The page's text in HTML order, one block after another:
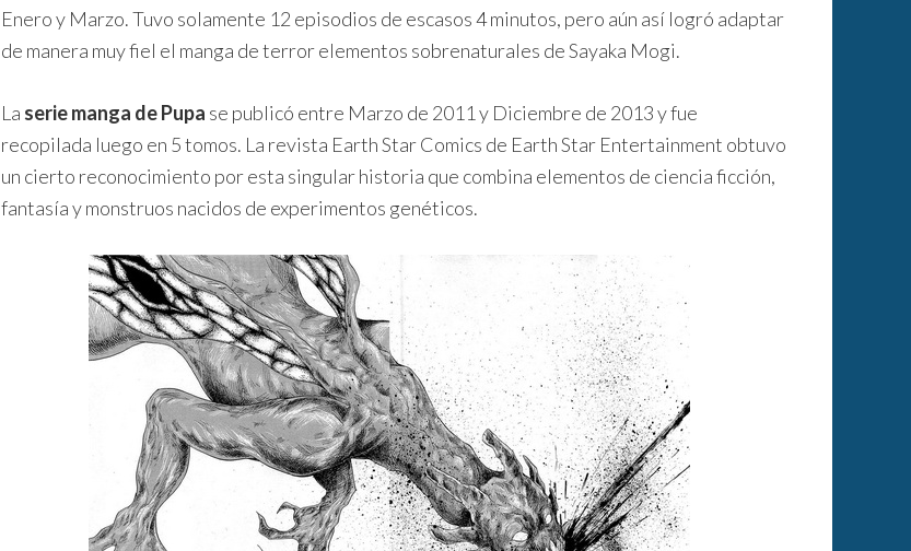
Enero y Marzo. Tuvo solamente 12 episodios de escasos 4 minutos, pero aún así logró adaptar
de manera muy fiel el manga de terror elementos sobrenaturales de Sayaka Mogi.
La serie manga de Pupa se publicó entre Marzo de 2011 y Diciembre de 2013 y fue
recopilada luego en 5 tomos. La revista Earth Star Comics de Earth Star Entertainment obtuvo
un cierto reconocimiento por esta singular historia que combina elementos de ciencia ficción,
fantasía y monstruos nacidos de experimentos genéticos.